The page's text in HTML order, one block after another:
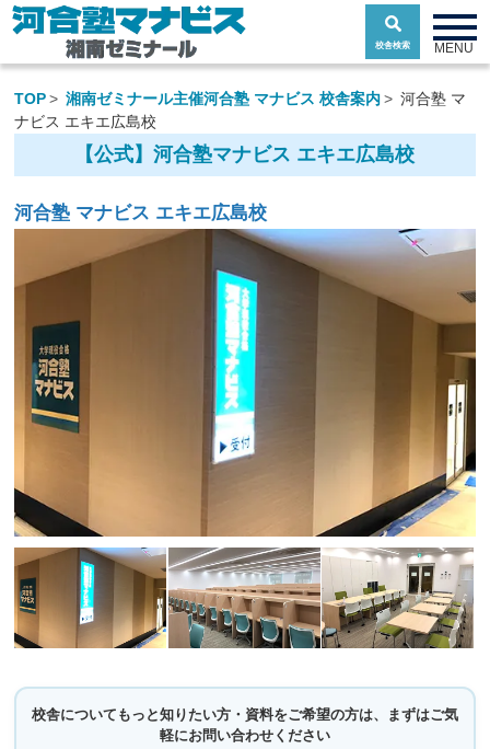
校舎検索
toggle
MENU
TOP 湘南ゼミナール主催河合塾 マナビス 校舎案内
河合塾 マ
ナビス エキエ広島校
【公式】河合塾マナビス エキエ広島校
河合塾 マナビス エキエ広島校
校舎についてもっと知りたい方・資料をご希望の方は、まずはご気
軽にお問い合わせください